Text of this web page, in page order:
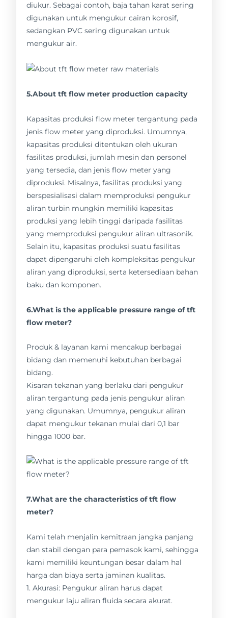
diukur. Sebagai contoh, baja tahan karat sering
digunakan untuk mengukur cairan korosif,
sedangkan PVC sering digunakan untuk
mengukur air.
5.About tft flow meter production capacity
Kapasitas produksi flow meter tergantung pada
jenis flow meter yang diproduksi. Umumnya,
kapasitas produksi ditentukan oleh ukuran
fasilitas produksi, jumlah mesin dan personel
yang tersedia, dan jenis flow meter yang
diproduksi. Misalnya, fasilitas produksi yang
berspesialisasi dalam memproduksi pengukur
aliran turbin mungkin memiliki kapasitas
produksi yang lebih tinggi daripada fasilitas
yang memproduksi pengukur aliran ultrasonik.
Selain itu, kapasitas produksi suatu fasilitas
dapat dipengaruhi oleh kompleksitas pengukur
aliran yang diproduksi, serta ketersediaan bahan
baku dan komponen.
6.What is the applicable pressure range of tft
flow meter?
Produk & layanan kami mencakup berbagai
bidang dan memenuhi kebutuhan berbagai
bidang.
Kisaran tekanan yang berlaku dari pengukur
aliran tergantung pada jenis pengukur aliran
yang digunakan. Umumnya, pengukur aliran
dapat mengukur tekanan mulai dari 0,1 bar
hingga 1000 bar.
7.What are the characteristics of tft flow
meter?
Kami telah menjalin kemitraan jangka panjang
dan stabil dengan para pemasok kami, sehingga
kami memiliki keuntungan besar dalam hal
harga dan biaya serta jaminan kualitas.
1. Akurasi: Pengukur aliran harus dapat
mengukur laju aliran fluida secara akurat.